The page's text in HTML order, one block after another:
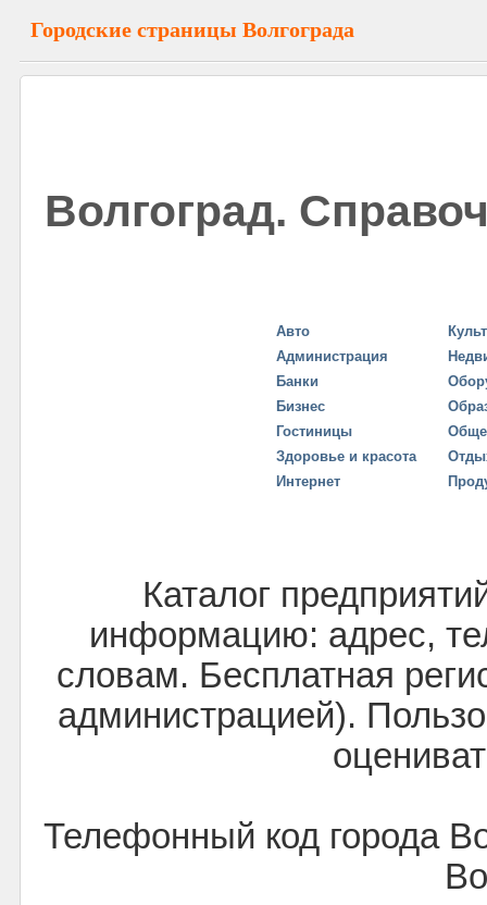
Городские страницы Волгограда
Волгоград.
Авто
Администрация
Банки
Бизнес
Гостиницы
Здоровье и красота
Интернет
Каталог
информацию: адрес,
словам. Бесплатная
администрацией).
Телефонный код города